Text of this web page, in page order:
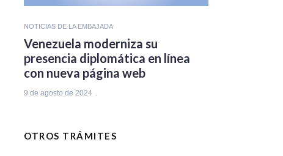
NOTICIAS DE LA EMBAJADA
Venezuela moderniza su
presencia diplomática en línea
con nueva página web
9 de agosto de 2024
OTROS TRÁMITES